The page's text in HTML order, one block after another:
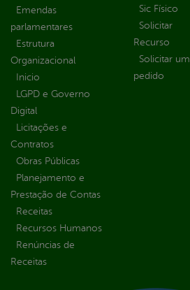
Emendas
parlamentares
Estrutura
Organizacional
Inicio
LGPD e Governo
Digital
Licitações e
Contratos
Obras Públicas
Planejamento e
Prestação de Contas
Receitas
Recursos Humanos
Renúncias de
Receitas
Sic Físico
Solicitar
Recurso
Solicitar um
pedido